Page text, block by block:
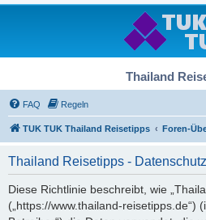
Thailand
FAQ Regeln
TUK TUK Thailand Reisetipps Foren-
Thailand Reisetipps -
Diese Richtlinie beschreibt, wie
(„https://www.thailand-reisetipps.de“)